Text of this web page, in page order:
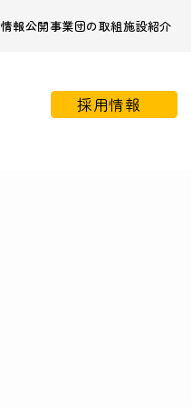
情報公開事業団の取組施設紹介
採用情報